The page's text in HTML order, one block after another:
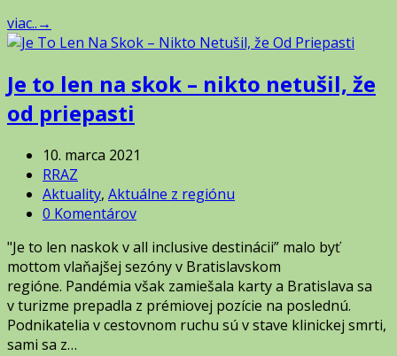
viac..→
Je to len na skok – nikto netušil, že
od priepasti
10. marca 2021
RRAZ
Aktuality, Aktuálne z regiónu
0 Komentárov
"Je to len naskok v all inclusive destinácii” malo byť
mottom vlaňajšej sezóny v Bratislavskom
regióne. Pandémia však zamiešala karty a Bratislava sa
v turizme prepadla z prémiovej pozície na poslednú.
Podnikatelia v cestovnom ruchu sú v stave klinickej smrti,
sami sa z…